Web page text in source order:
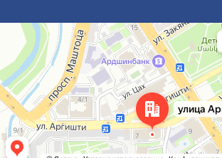
Ереван
Улица Аргишти, 7 — Яндекс Карты